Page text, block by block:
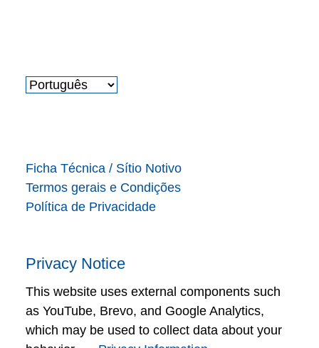
Ficha Técnica / Sítio Notivo
Termos gerais e Condições
Política de Privacidade
Privacy Notice
This website uses external components such
as YouTube, Brevo, and Google Analytics,
which may be used to collect data about your